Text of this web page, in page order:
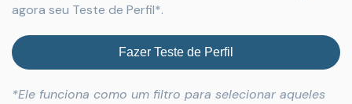
agora seu Teste de Perfil*.
Fazer Teste de Perfil
*Ele funciona como um filtro para selecionar aqueles